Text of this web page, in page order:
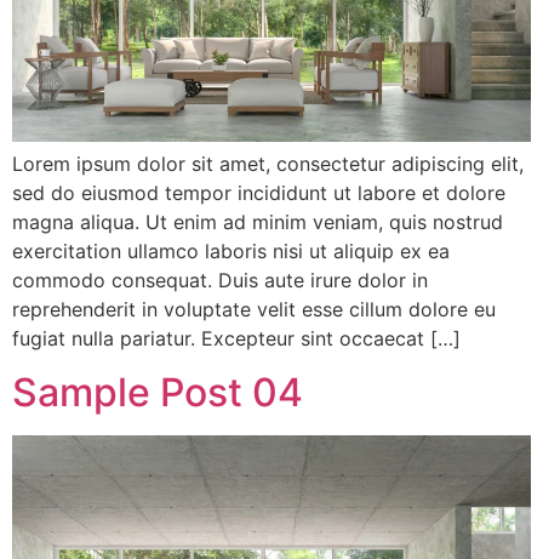
Lorem ipsum dolor sit amet, consectetur adipiscing elit,
sed do eiusmod tempor incididunt ut labore et dolore
magna aliqua. Ut enim ad minim veniam, quis nostrud
exercitation ullamco laboris nisi ut aliquip ex ea
commodo consequat. Duis aute irure dolor in
reprehenderit in voluptate velit esse cillum dolore eu
fugiat nulla pariatur. Excepteur sint occaecat […]
Sample Post 04